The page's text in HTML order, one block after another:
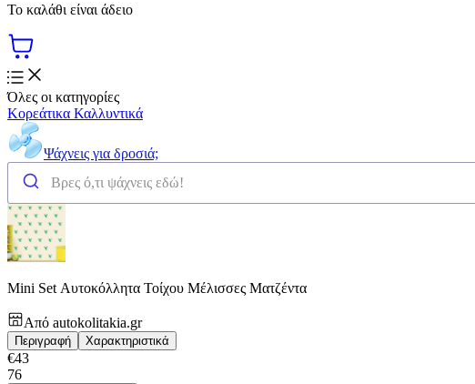
Το καλάθι είναι άδειο
Όλες οι κατηγορίες
Κορεάτικα Καλλυντικά
Ψάχνεις για δροσιά;
Mini Set Αυτοκόλλητα Τοίχου Μέλισσες Ματζέντα
Από autokolitakia.gr
Περιγραφή Χαρακτηριστικά
€43
76